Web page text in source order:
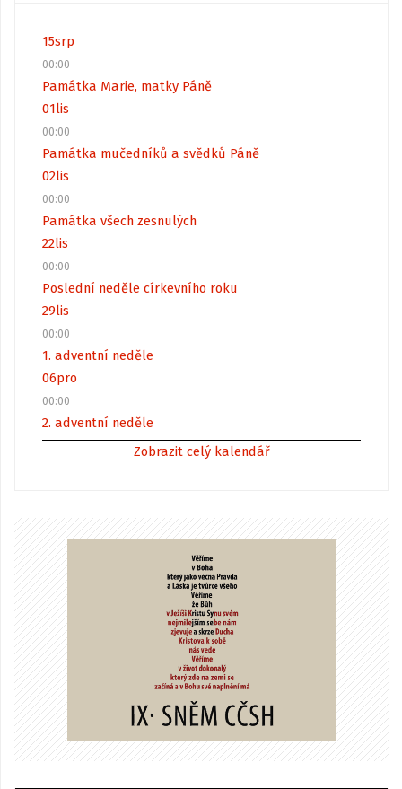
15srp
00:00
Památka Marie, matky Páně
01lis
00:00
Památka mučedníků a svědků Páně
02lis
00:00
Památka všech zesnulých
22lis
00:00
Poslední neděle církevního roku
29lis
00:00
1. adventní neděle
06pro
00:00
2. adventní neděle
Zobrazit celý kalendář